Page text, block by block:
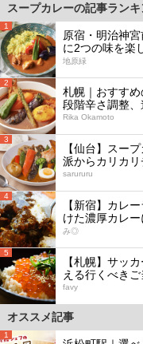
スープカレーの記事ラン
1
原宿・明治神
に2つの味を楽
地原緑
2
札幌｜おすす
段階辛さ調整
Rika Okamoto
3
【仙台】スー
派からカリカ
sarururu
4
【新宿】カレ
けた濃厚カレ
み◎
5
【札幌】サッ
える行くべき
favy
オススメ記事
1